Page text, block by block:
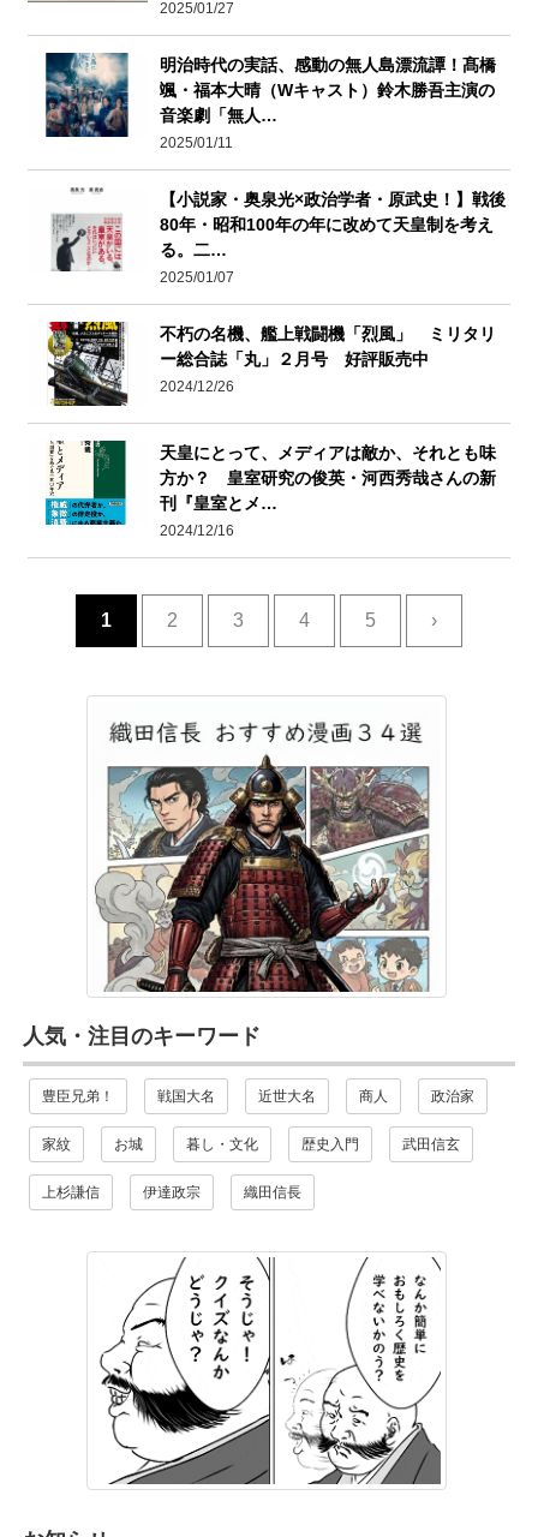
2025/01/27
明治時代の実話、感動の無⼈島漂流譚！髙橋
颯・福本大晴（Wキャスト）鈴木勝吾主演の
音楽劇「無⼈…
2025/01/11
【小説家・奥泉光×政治学者・原武史！】戦後
80年・昭和100年の年に改めて天皇制を考え
る。二…
2025/01/07
不朽の名機、艦上戦闘機「烈風」 ミリタリ
ー総合誌「丸」２月号 好評販売中
2024/12/26
天皇にとって、メディアは敵か、それとも味
方か？ 皇室研究の俊英・河西秀哉さんの新
刊『皇室とメ…
2024/12/16
1 2 3 4 5 ›
人気・注目のキーワード
豊臣兄弟！ 戦国大名 近世大名 商人 政治家
家紋 お城 暮し・文化 歴史入門 武田信玄
上杉謙信 伊達政宗 織田信長